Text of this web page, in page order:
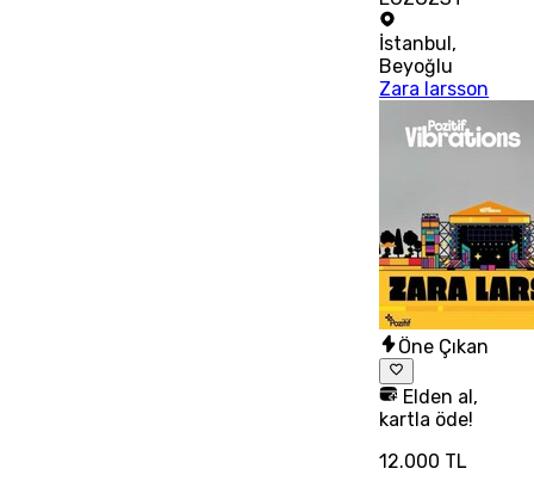
İstanbul,
Beyoğlu
Zara larsson
Öne Çıkan
Elden al,
kartla öde!
12.000 TL